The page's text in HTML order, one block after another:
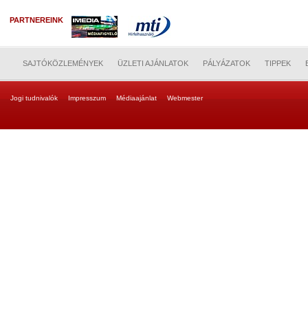
PARTNEREINK
SAJTÓKÖZLEMÉNYEK ÜZLETI AJÁNLATOK PÁLYÁZATOK TIPPEK
Jogi tudnivalók Impresszum Médiaajánlat Webmester